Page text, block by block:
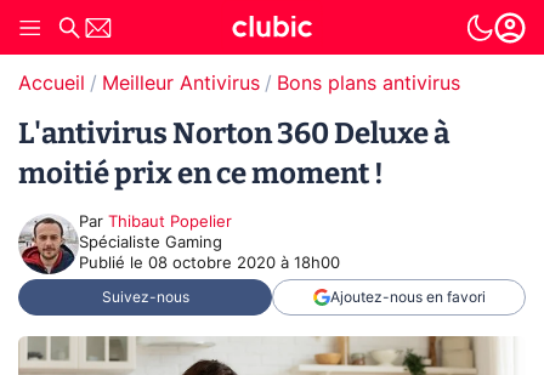
Accueil Meilleur Antivirus Bons plans antivirus
L'antivirus Norton 360 Deluxe à
moitié prix en ce moment !
Par Thibaut Popelier
Spécialiste Gaming
Publié le 08 octobre 2020 à 18h00
Suivez-nous Ajoutez-nous en favori